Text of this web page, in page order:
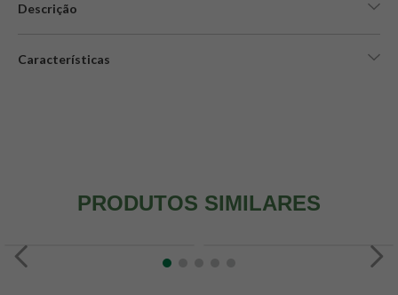
Descrição
Características
PRODUTOS SIMILARES